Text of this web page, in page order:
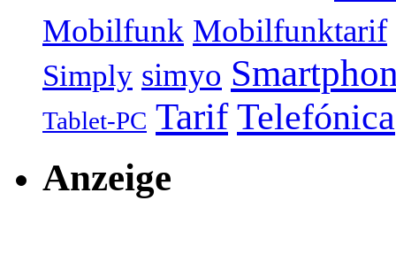
Mobilfunk Mobilfunktarif
Simply simyo
Tablet-PC Tarif Telefónica
Anzeige